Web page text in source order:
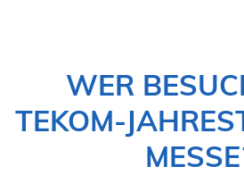
WER
TEKOM-